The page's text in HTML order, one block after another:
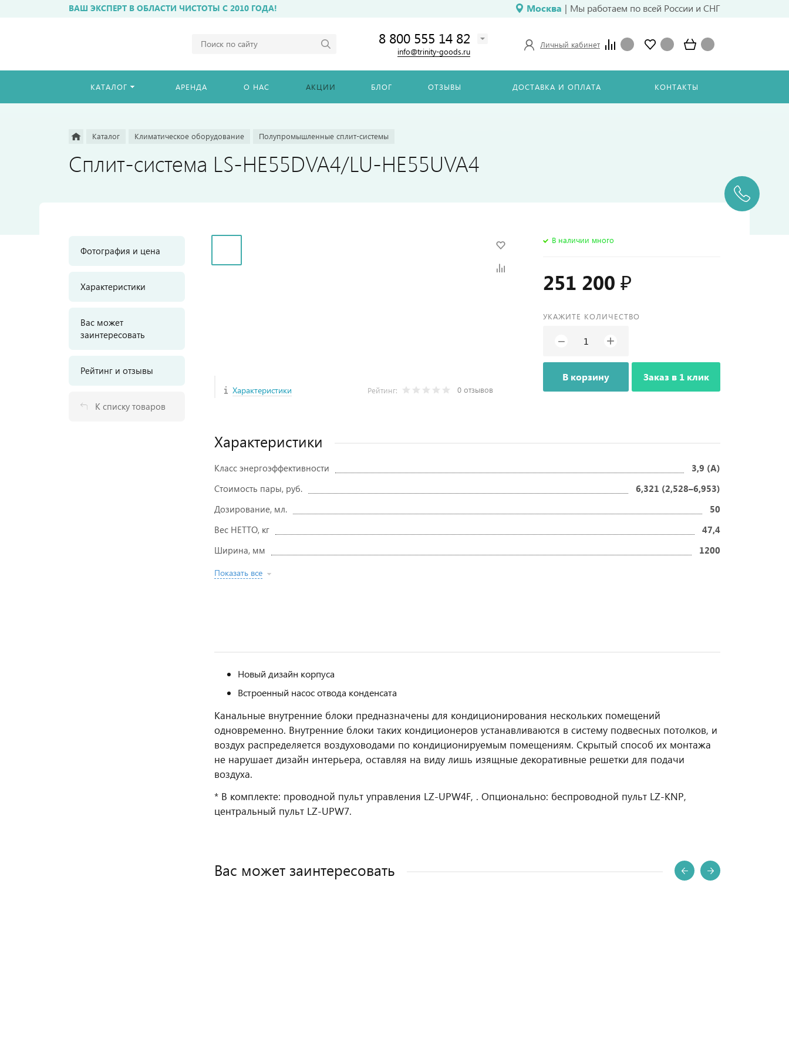
ВАШ ЭКСПЕРТ В ОБЛАСТИ ЧИСТОТЫ С 2010 ГОДА! Москва | Мы работаем по всей России и СНГ
8 800 555 14 82
info@trinity-goods.ru
Личный кабинет
КАТАЛОГ АРЕНДА О НАС АКЦИИ БЛОГ ОТЗЫВЫ ДОСТАВКА И ОПЛАТА КОНТАКТЫ
Каталог Климатическое оборудование Полупромышленные сплит-системы
Сплит-система LS-HE55DVA4/LU-HE55UVA4
Фотография и цена
Характеристики
Вас может
заинтересовать
Рейтинг и отзывы
К списку товаров
Характеристики Рейтинг: 0 отзывов
В наличии много
251 200 ₽
УКАЖИТЕ КОЛИЧЕСТВО
− +
В корзину Заказ в 1 клик
Характеристики
Класс энергоэффективности
3,9 (A)
Стоимость пары, руб.
6,321 (2,528–6,953)
Дозирование, мл.
50
Вес НЕТТО, кг
47,4
Ширина, мм
1200
Показать все
Новый дизайн корпуса
Встроенный насос отвода конденсата
Канальные внутренние блоки предназначены для кондиционирования нескольких помещений
одновременно. Внутренние блоки таких кондиционеров устанавливаются в систему подвесных потолков, и
воздух распределяется воздуховодами по кондиционируемым помещениям. Скрытый способ их монтажа
не нарушает дизайн интерьера, оставляя на виду лишь изящные декоративные решетки для подачи
воздуха.
* В комплекте: проводной пульт управления LZ-UPW4F, . Опционально: беспроводной пульт LZ-KNP,
центральный пульт LZ-UPW7.
Вас может заинтересовать